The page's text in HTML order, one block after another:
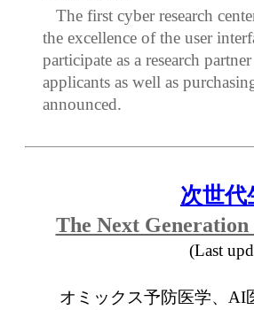
The first cyber research
the excellence of the user
participate as a research
applicants as well as
announced.
次世代
The Next
(Last
オミックス予防医学、AI